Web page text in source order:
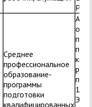
Среднее
профессиональное
образование-
программы
подготовки
квалифицированных
по